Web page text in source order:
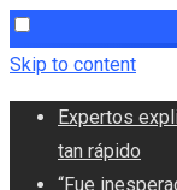
Skip to content
Expertos
tan rápido
“Fue